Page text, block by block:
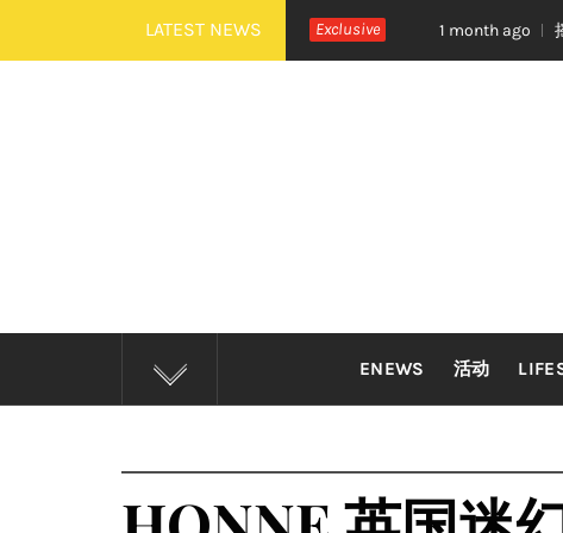
to
LATEST NEWS Exclusive
全新世界巡演大马站官宣！ 1 month ago 摇滚狂欢炸裂
ENEWS 活动